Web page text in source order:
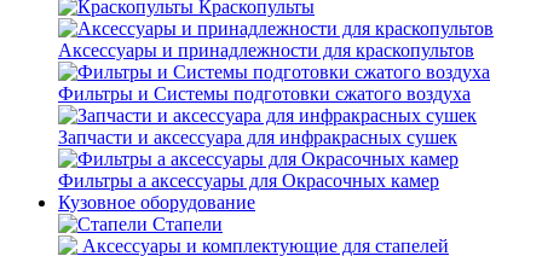
Краскопульты
Аксессуары и принадлежности для краскопультов
Фильтры и Системы подготовки сжатого воздуха
Запчасти и аксессуара для инфракрасных сушек
Фильтры а аксессуары для Окрасочных камер
Кузовное оборудование
Стапели